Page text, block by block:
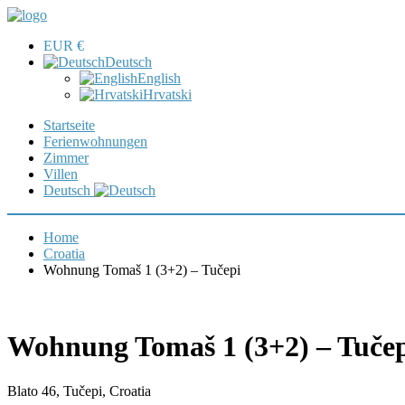
EUR €
Deutsch
English
Hrvatski
Startseite
Ferienwohnungen
Zimmer
Villen
Deutsch
Home
Croatia
Wohnung Tomaš 1 (3+2) – Tučepi
Wohnung Tomaš 1 (3+2) –
Blato 46, Tučepi, Croatia